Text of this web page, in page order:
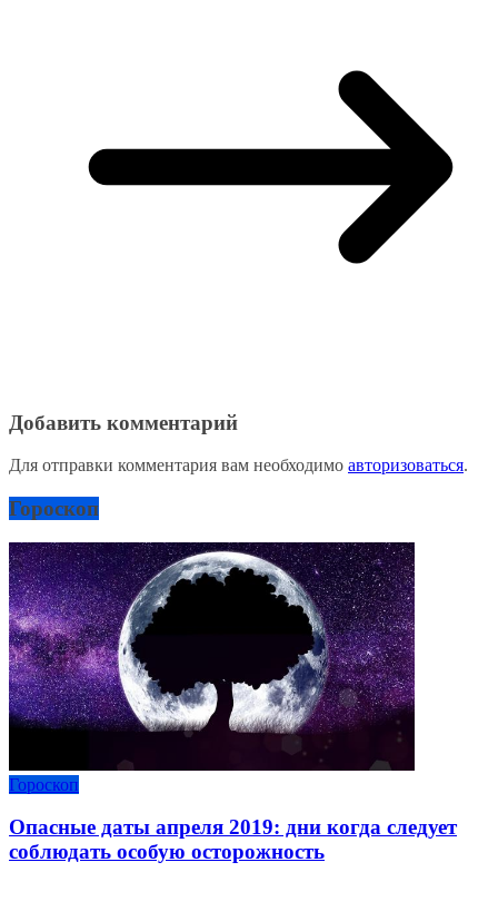
Добавить комментарий
Для отправки комментария вам необходимо авторизоваться.
Гороскоп
Гороскоп
Опасные даты апреля 2019: дни когда следует
соблюдать особую осторожность